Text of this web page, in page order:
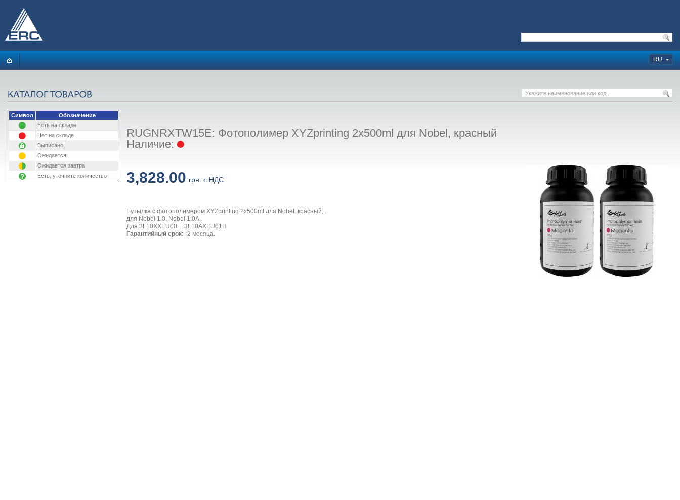
RU
Символ
Обозначение
Есть на складе
Нет на складе
Выписано
Ожидается
Ожидается завтра
Есть, уточните количество
RUGNRXTW15E: Фотополимер XYZprinting 2x500ml для Nobel, красный
Наличие:
3,828.00 грн. с НДС
Бутылка с фотополимером XYZprinting 2x500ml для Nobel, красный; .
для Nobel 1.0, Nobel 1.0A .
Для 3L10XXEU00E; 3L10AXEU01H
Гарантийный срок: -2 месяца.